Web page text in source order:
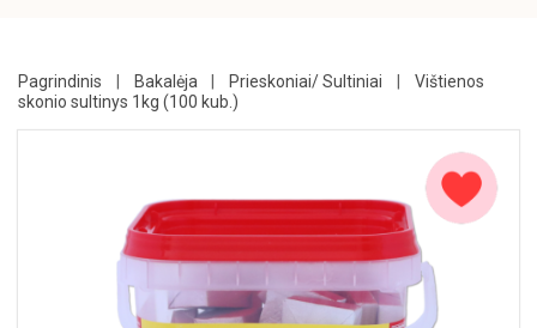
UŽKANDŽIAI
GĖRIMAI
KONSERVUOTA
MAISTAS
Pagrindinis Bakalėja Prieskoniai/ Sultiniai
Vištienos
skonio sultinys 1kg (100 kub.)